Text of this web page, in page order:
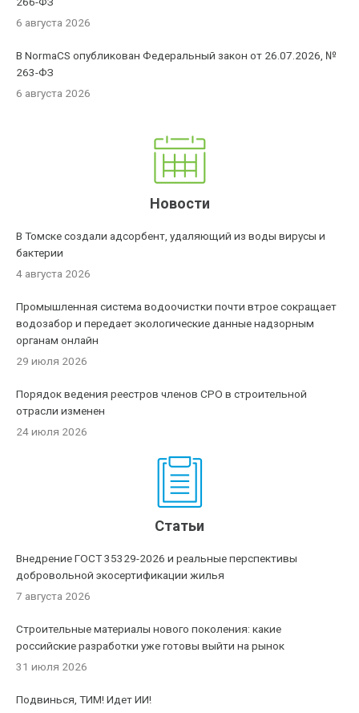
6 августа 2026
В NormaCS опубликован Федеральный закон от 26.07.2026, №
263-ФЗ
6 августа 2026
Новости
В Томске создали адсорбент, удаляющий из воды вирусы и
бактерии
4 августа 2026
Промышленная система водоочистки почти втрое сокращает
водозабор и передает экологические данные надзорным
органам онлайн
29 июля 2026
Порядок ведения реестров членов СРО в строительной
отрасли изменен
24 июля 2026
Статьи
Внедрение ГОСТ 35329-2026 и реальные перспективы
добровольной экосертификации жилья
7 августа 2026
Строительные материалы нового поколения: какие
российские разработки уже готовы выйти на рынок
31 июля 2026
Подвинься, ТИМ! Идет ИИ!